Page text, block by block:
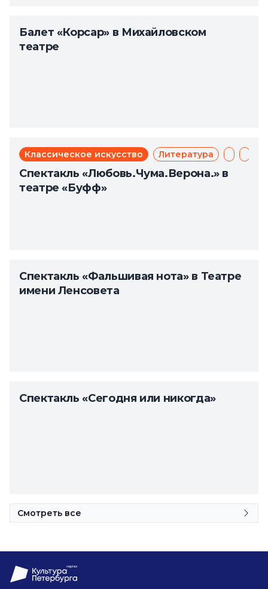
Балет «Корсар» в Михайловском
театре
Классическое искусство Литература Мюзикл
Спектакль «Любовь.Чума.Верона.» в
театре «Буфф»
Спектакль «Фальшивая нота» в Театре
имени Ленсовета
Спектакль «Сегодня или никогда»
Смотреть все